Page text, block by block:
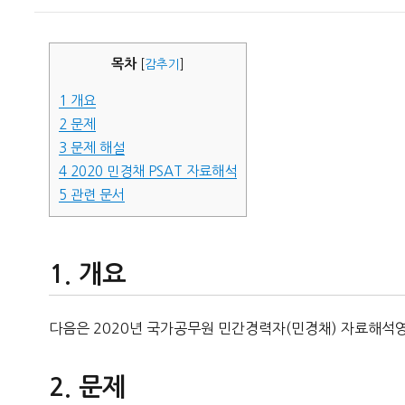
자
목차 감추기
1 개요
2 문제
3 문제 해설
4 2020 민경채 PSAT 자료해석
5 관련 문서
개요
다음은 2020년 국가공무원 민간경력자(민경채) 자료해석
문제